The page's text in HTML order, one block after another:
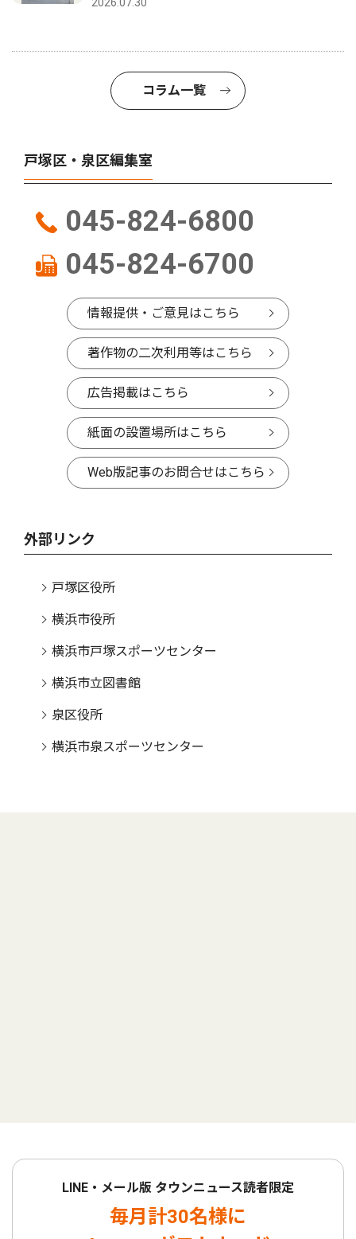
コラム一覧
戸塚区・泉区編集室
045-824-6800
045-824-6700
情報提供・ご意見はこちら
著作物の二次利用等はこちら
広告掲載はこちら
紙面の設置場所はこちら
Web版記事のお問合せはこちら
外部リンク
戸塚区役所
横浜市役所
横浜市戸塚スポーツセンター
横浜市立図書館
泉区役所
横浜市泉スポーツセンター
LINE・メール版 タウンニュース読者限定
毎月計30名様に